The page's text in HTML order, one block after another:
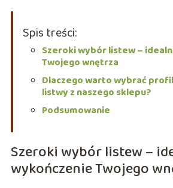
Spis treści:
Szeroki wybór listew –
Twojego wnętrza
Dlaczego warto wybrać
listwy z naszego sklepu?
Podsumowanie
Szeroki wybór listew –
wykończenie Twojego